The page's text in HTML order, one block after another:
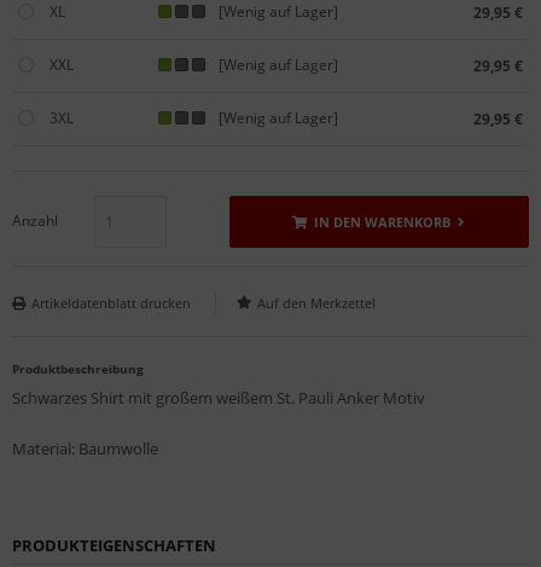
XL [Wenig auf Lager] 29,95 €
XXL [Wenig auf Lager] 29,95 €
3XL [Wenig auf Lager] 29,95 €
Anzahl IN DEN WARENKORB
Artikeldatenblatt drucken
Produktbeschreibung
Schwarzes Shirt mit großem weißem St. Pauli Anker Motiv
Material: Baumwolle
PRODUKTEIGENSCHAFTEN